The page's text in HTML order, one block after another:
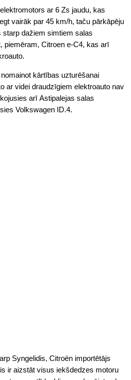
ar 6 Zs jaudu, kas
vairāk par 45 km/h, taču pārkāpēju
starp dažiem simtiem salas
piemēram, Citroen e-C4, kas arī
kārtības uzturēšanai
ar videi draudzīgiem elektroauto nav
arī Astipalejas salas
Volkswagen ID.4.
Syngelidis, Citroën importētājs
ir aizstāt visus iekšdedzes motoru